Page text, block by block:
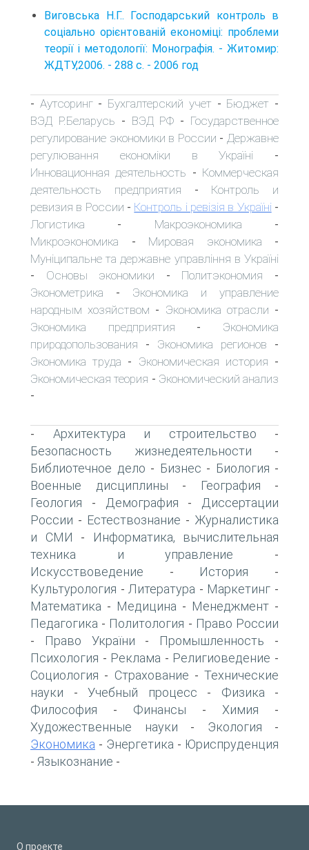
Виговська Н.Г.. Господарський контроль в
соціально орієнтованій економіці: проблеми
теорії і методології: Монографія. - Житомир:
ЖДТУ,2006. - 288 с. - 2006 год
- Аутсоринг- Бухгалтерский учет - Бюджет -
ВЭД Р.Беларусь - ВЭД РФ - Государственное
регулирование экономики в России - Державне
регулювання економіки в Україні -
Инновационная деятельность - Коммерческая
деятельность предприятия - Контроль и
ревизия в России - Контроль і ревізія в Україні -
Логистика - Макроэкономика -
Микроэкономика - Мировая экономика -
Муніципальне та державне управління в Україні
- Основы экономики - Политэкономия -
Эконометрика - Экономика и управление
народным хозяйством - Экономика отрасли -
Экономика предприятия - Экономика
природопользования - Экономика регионов -
Экономика труда - Экономическая история -
Экономическая теория - Экономический анализ
-
- Архитектура и строительство -
Безопасность жизнедеятельности -
Библиотечное дело - Бизнес - Биология -
Военные дисциплины - География -
Геология - Демография -
Диссертации
России - Естествознание - Журналистика
и СМИ -
Информатика, вычислительная
техника и управление -
Искусствоведение - История -
Культурология - Литература - Маркетинг -
Математика - Медицина - Менеджмент -
Педагогика - Политология - Право России
- Право України - Промышленность -
Психология - Реклама - Религиоведение -
Социология - Страхование - Технические
науки - Учебный процесс - Физика -
Философия - Финансы - Химия -
Художественные науки - Экология -
Экономика - Энергетика - Юриспруденция
- Языкознание -
О проекте